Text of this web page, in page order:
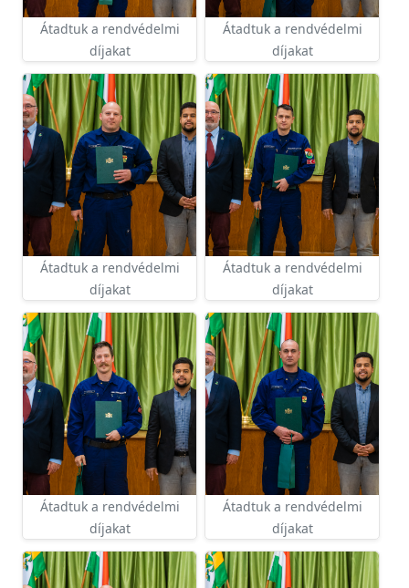
Átadtuk a rendvédelmi
díjakat
Átadtuk a rendvédelmi
díjakat
Átadtuk a rendvédelmi
díjakat
Átadtuk a rendvédelmi
díjakat
Átadtuk a rendvédelmi
díjakat
Átadtuk a rendvédelmi
díjakat